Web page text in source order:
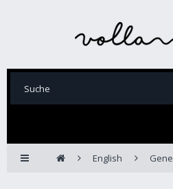
English